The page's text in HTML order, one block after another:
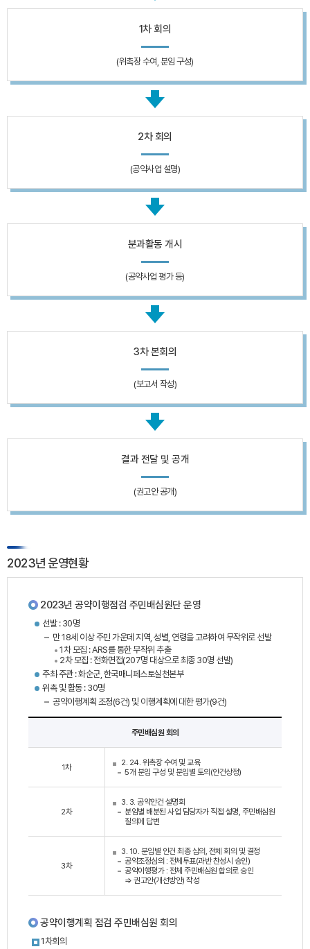
1차 회의
(위촉장 수여, 분임 구성)
2차 회의
(공약사업 설명)
분과활동 개시
(공약사업 평가 등)
3차 본회의
(보고서 작성)
결과 전달 및 공개
(권고안 공개)
2023년 운영현황
2023년 공약이행점검 주민배심원단 운영
선발 : 30명
만 18세 이상 주민 가운데 지역, 성별, 연령을 고려하여 무작위로 선발
1차 모집 : ARS를 통한 무작위 추출
2차 모집 : 전화면접(207명 대상으로 최종 30명 선발)
주최‧주관 : 화순군, 한국매니페스토실천본부
위촉 및 활동 : 30명
공약이행계획 조정(6건) 및 이행계획에 대한 평가(9건)
주민배심원 회의
1차
2. 24. 위촉장 수여 및 교육
5개 분임 구성 및 분임별 토의(안건상정)
2차
3. 3. 공약안건 설명회
분임별 배분된 사업 담당자가 직접 설명, 주민배심원
질의에 답변
3차
3. 10. 분임별 안건 최종 심의, 전체 회의 및 결정
공약조정심의 : 전체투표(과반 찬성시 승인)
공약이행평가 : 전체 주민배심원 합의로 승인
⇒ 권고안(개선방안) 작성
공약이행계획 점검 주민배심원 회의
1차회의